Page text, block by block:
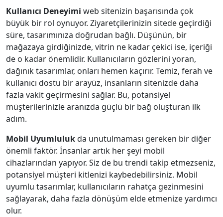
Kullanıcı Deneyimi web sitenizin başarısında çok
büyük bir rol oynuyor. Ziyaretçilerinizin sitede geçirdiği
süre, tasarımınıza doğrudan bağlı. Düşünün, bir
mağazaya girdiğinizde, vitrin ne kadar çekici ise, içeriği
de o kadar önemlidir. Kullanıcıların gözlerini yoran,
dağınık tasarımlar, onları hemen kaçırır. Temiz, ferah ve
kullanıcı dostu bir arayüz, insanların sitenizde daha
fazla vakit geçirmesini sağlar. Bu, potansiyel
müşterilerinizle aranızda güçlü bir bağ oluşturan ilk
adım.
Mobil Uyumlulukda unutulmaması gereken bir diğer
önemli faktör. İnsanlar artık her şeyi mobil
cihazlarından yapıyor. Siz de bu trendi takip etmezseniz,
potansiyel müşteri kitlenizi kaybedebilirsiniz. Mobil
uyumlu tasarımlar, kullanıcıların rahatça gezinmesini
sağlayarak, daha fazla dönüşüm elde etmenize yardımcı
olur.